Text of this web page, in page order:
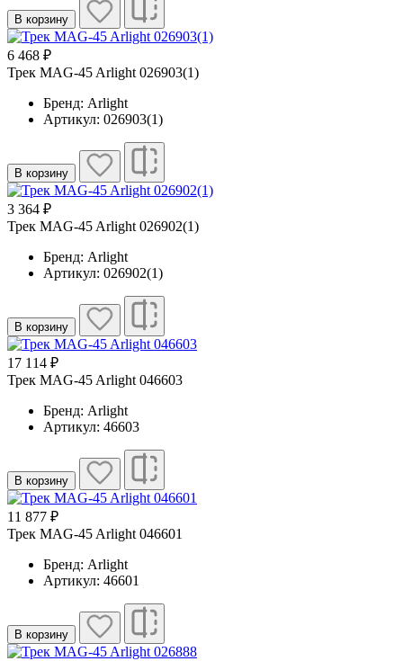
В корзину
6 468 ₽
Трек MAG-45 Arlight 026903(1)
Бренд: Arlight
Артикул: 026903(1)
В корзину
3 364 ₽
Трек MAG-45 Arlight 026902(1)
Бренд: Arlight
Артикул: 026902(1)
В корзину
17 114 ₽
Трек MAG-45 Arlight 046603
Бренд: Arlight
Артикул: 46603
В корзину
11 877 ₽
Трек MAG-45 Arlight 046601
Бренд: Arlight
Артикул: 46601
В корзину